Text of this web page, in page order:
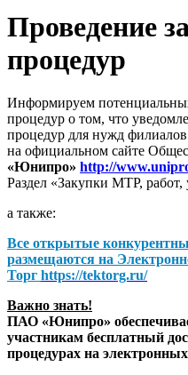
Проведение
процедур
Информируем
процедур о том, что
процедур для нужд
на официальном сайте
«Юнипро» http://
Раздел «Закупки МТР, работ,
а также:
Все открытые
размещаются на
Торг https://tektorg.ru/
Важно знать!
ПАО «Юнипро»
участникам бесплатный
процедурах на